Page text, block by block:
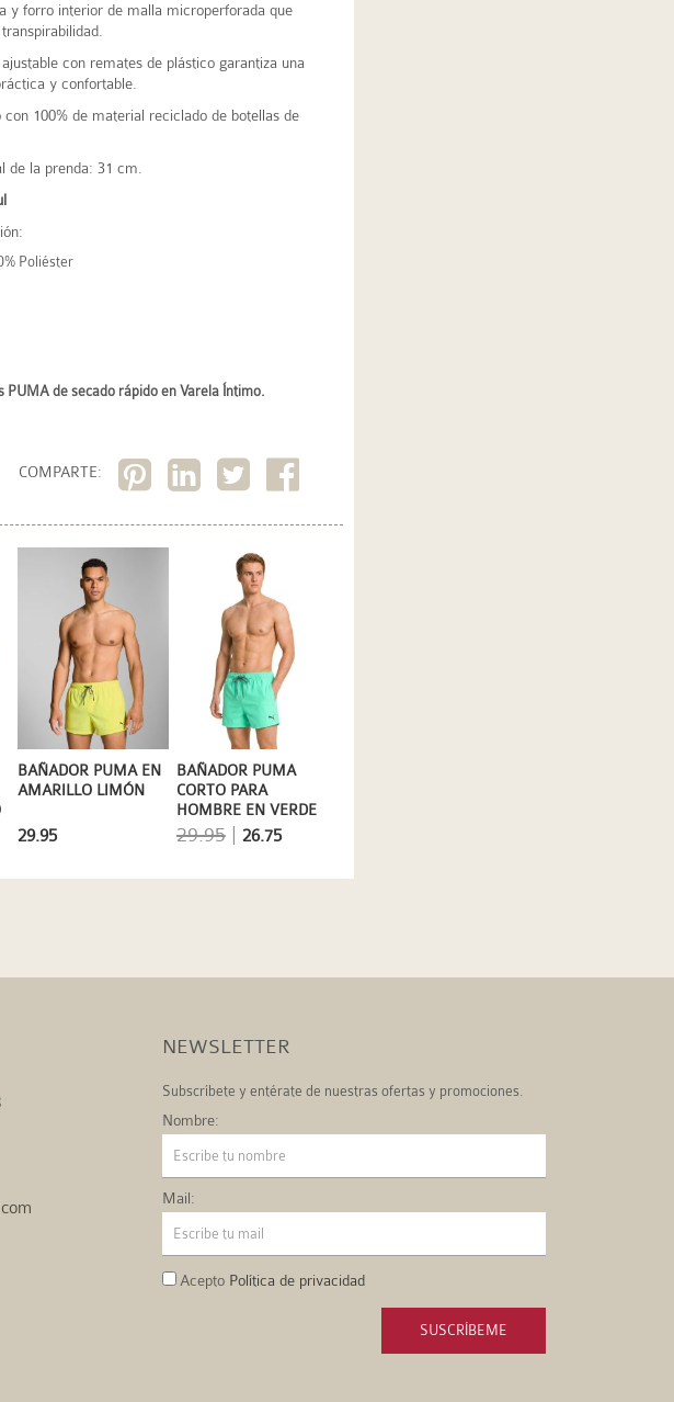
y forro interior de malla microperforada que
con remates de plástico garantiza una
y confortable.
con 100% de material reciclado de botellas de
de la prenda: 31 cm.
Poliéster
PUMA de secado rápido en Varela Íntimo.
COMPARTE:
BAÑADOR PUMA
CORTO PARA
HOMBRE EN VERDE
CLARO DE SECADO
29.95| 26.75
BAÑADOR PUMA EN
AMARILLO LIMÓN
29.95
NEWSLETTER
Subscríbete y entérate de nuestras ofertas y promociones.
Nombre:
Mail:
Acepto Política de privacidad
SUSCRÍBEME